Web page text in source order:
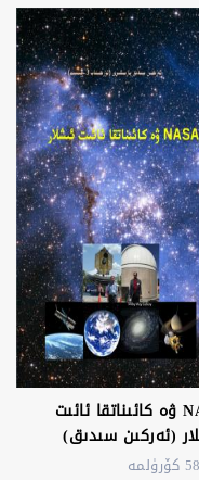
NASA ۋە كائىناتقا ئائىت
(ئەركىن سىدىق)